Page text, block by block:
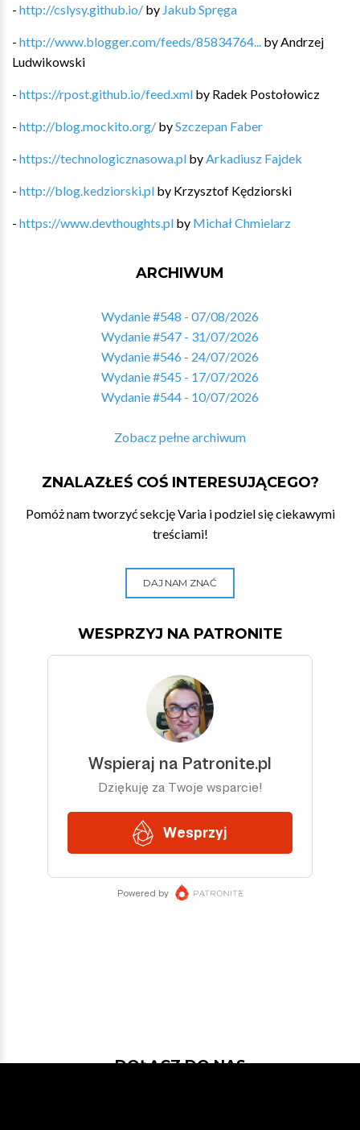
- http://cslysy.github.io/ by Jakub Spręga
- http://www.blogger.com/feeds/85834764... by Andrzej
Ludwikowski
- https://rpost.github.io/feed.xml by Radek Postołowicz
- http://blog.mockito.org/ bySzczepan Faber
- https://technologicznasowa.pl by Arkadiusz Fajdek
- http://blog.kedziorski.pl by Krzysztof Kędziorski
- https://www.devthoughts.pl by Michał Chmielarz
ARCHIWUM
Wydanie #548 - 07/08/2026
Wydanie #547 - 31/07/2026
Wydanie #546 - 24/07/2026
Wydanie #545 - 17/07/2026
Wydanie #544 - 10/07/2026
Zobacz pełne archiwum
ZNALAZŁEŚ COŚ INTERESUJĄCEGO?
Pomóż nam tworzyć sekcję Varia i podziel się ciekawymi
treściami!
DAJ NAM ZNAĆ
WESPRZYJ NA PATRONITE
DOŁĄCZ DO NAS